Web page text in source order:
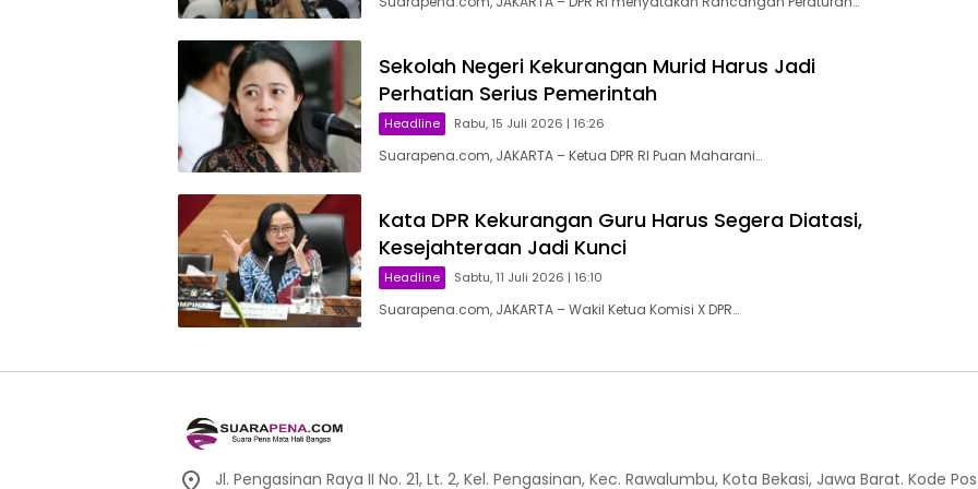
Sekolah Negeri Kekurangan Murid Harus Jadi
Perhatian Serius Pemerintah
Headline Rabu, 15 Juli 2026 | 16:26
Suarapena.com, JAKARTA – Ketua DPR RI Puan Maharani…
Kata DPR Kekurangan Guru Harus Segera Diatasi,
Kesejahteraan Jadi Kunci
Headline Sabtu, 11 Juli 2026 | 16:10
Suarapena.com, JAKARTA – Wakil Ketua Komisi X DPR…
Jl. Pengasinan Raya II No. 21, Lt. 2, Kel. Pengasinan, Kec. Rawalumbu, Kota Bekasi, Jawa Barat. Kode Pos